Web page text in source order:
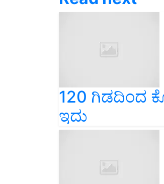
120 ಗಿಡದಿಂದ
ಇದು